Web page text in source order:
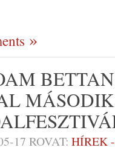
17 ROVAT: HÍREK